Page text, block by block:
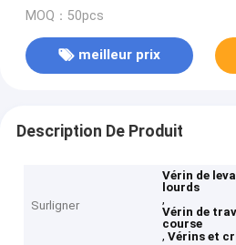
2T/3T/5T/10T
MOQ：50pcs
meilleur prix
Description De Produit
Surligner
Vérin de
lourds
,
Vérin de
course
,Vérins et